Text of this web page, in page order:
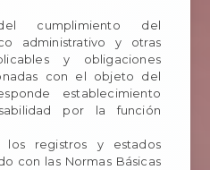
cumplimiento del
administrativo y otras
y obligaciones
con el objeto del
establecimiento
por la función
los registros y estados
con las Normas Básicas